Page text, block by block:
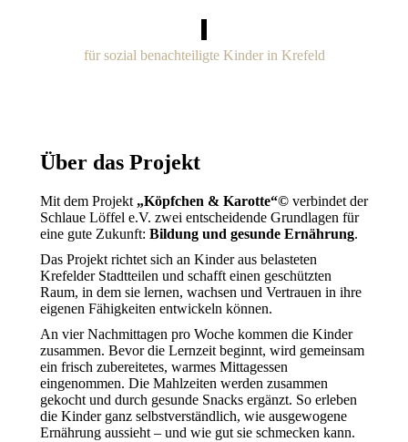
für sozial benachteiligte Kinder in Krefeld
Über das Projekt
Mit dem Projekt „Köpfchen & Karotte“© verbindet der
Schlaue Löffel e.V. zwei entscheidende Grundlagen für
eine gute Zukunft: Bildung und gesunde Ernährung.
Das Projekt richtet sich an Kinder aus belasteten
Krefelder Stadtteilen und schafft einen geschützten
Raum, in dem sie lernen, wachsen und Vertrauen in ihre
eigenen Fähigkeiten entwickeln können.
An vier Nachmittagen pro Woche kommen die Kinder
zusammen. Bevor die Lernzeit beginnt, wird gemeinsam
ein frisch zubereitetes, warmes Mittagessen
eingenommen. Die Mahlzeiten werden zusammen
gekocht und durch gesunde Snacks ergänzt. So erleben
die Kinder ganz selbstverständlich, wie ausgewogene
Ernährung aussieht – und wie gut sie schmecken kann.